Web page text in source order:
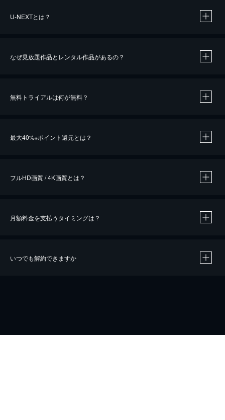
U-NEXTとは？
なぜ見放題作品とレンタル作品があるの？
無料トライアルは何が無料？
最大40%※ポイント還元とは？
※40％ポイント還元の対象は、クレジットカード決済による作品の購入 / レンタルです。
フルHD画質 / 4K画質とは？
月額料金を支払うタイミングは？
いつでも解約できますか